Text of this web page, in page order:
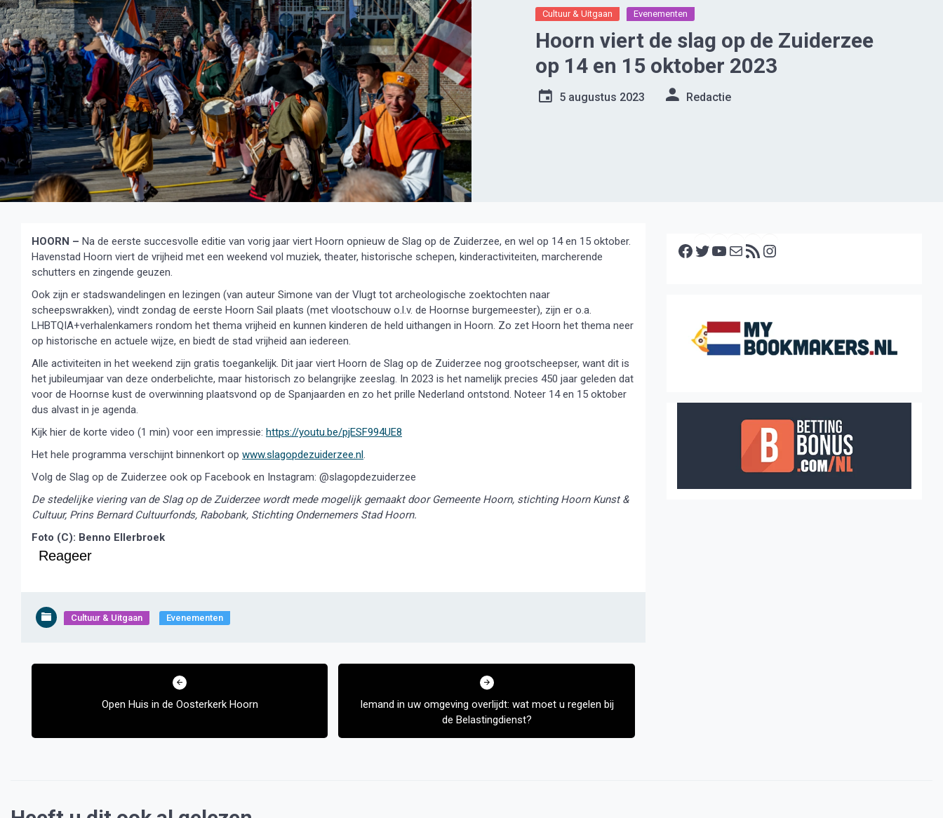
Cultuur & Uitgaan Evenementen
Hoorn viert de slag op de Zuiderzee
op 14 en 15 oktober 2023
5 augustus 2023 Redactie
HOORN – Na de eerste succesvolle editie van vorig jaar viert Hoorn opnieuw de Slag op de Zuiderzee, en wel op 14 en 15 oktober.
Havenstad Hoorn viert de vrijheid met een weekend vol muziek, theater, historische schepen, kinderactiviteiten, marcherende
schutters en zingende geuzen.
Ook zijn er stadswandelingen en lezingen (van auteur Simone van der Vlugt tot archeologische zoektochten naar
scheepswrakken), vindt zondag de eerste Hoorn Sail plaats (met vlootschouw o.l.v. de Hoornse burgemeester), zijn er o.a.
LHBTQIA+verhalenkamers rondom het thema vrijheid en kunnen kinderen de held uithangen in Hoorn. Zo zet Hoorn het thema neer
op historische en actuele wijze, en biedt de stad vrijheid aan iedereen.
Alle activiteiten in het weekend zijn gratis toegankelijk. Dit jaar viert Hoorn de Slag op de Zuiderzee nog grootscheepser, want dit is
het jubileumjaar van deze onderbelichte, maar historisch zo belangrijke zeeslag. In 2023 is het namelijk precies 450 jaar geleden dat
voor de Hoornse kust de overwinning plaatsvond op de Spanjaarden en zo het prille Nederland ontstond. Noteer 14 en 15 oktober
dus alvast in je agenda.
Kijk hier de korte video (1 min) voor een impressie: https://youtu.be/pjESF994UE8
Het hele programma verschijnt binnenkort op www.slagopdezuiderzee.nl.
Volg de Slag op de Zuiderzee ook op Facebook en Instagram: @slagopdezuiderzee
De stedelijke viering van de Slag op de Zuiderzee wordt mede mogelijk gemaakt door Gemeente Hoorn, stichting Hoorn Kunst &
Cultuur, Prins Bernard Cultuurfonds, Rabobank, Stichting Ondernemers Stad Hoorn.
Foto (C): Benno Ellerbroek
Reageer
Cultuur & Uitgaan Evenementen
Bericht
Open Huis in de Oosterkerk Hoorn
Iemand in uw omgeving overlijdt: wat moet u regelen bij
de Belastingdienst?
Facebook Twitter YouTube E-mail RSS feed